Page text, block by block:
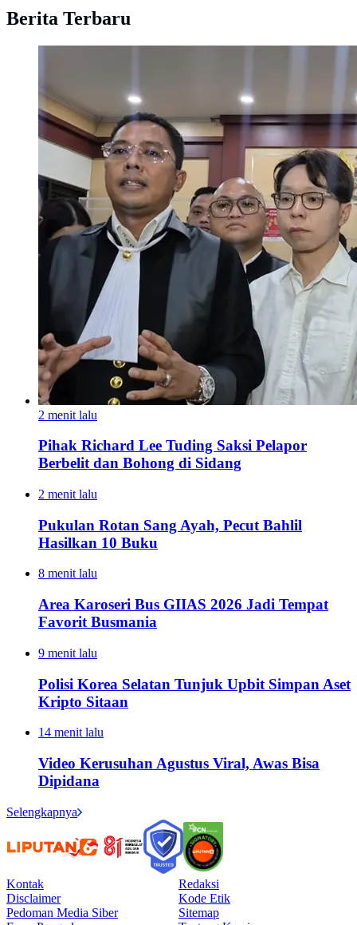
Berita Terbaru
2 menit lalu
Pihak Richard Lee Tuding Saksi Pelapor
Berbelit dan Bohong di Sidang
2 menit lalu
Pukulan Rotan Sang Ayah, Pecut Bahlil
Hasilkan 10 Buku
8 menit lalu
Area Karoseri Bus GIIAS 2026 Jadi Tempat
Favorit Busmania
9 menit lalu
Polisi Korea Selatan Tunjuk Upbit Simpan Aset
Kripto Sitaan
14 menit lalu
Video Kerusuhan Agustus Viral, Awas Bisa
Dipidana
Selengkapnya
Kontak
Redaksi
Disclaimer
Kode Etik
Pedoman Media Siber
Sitemap